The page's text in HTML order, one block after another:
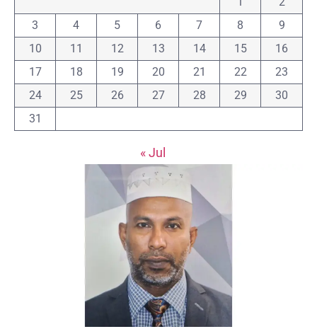
3
4 5 6 7 8
9
10
11 12 13 14 15
16
17
18 19 20 21 22
23
24
25 26 27 28 29
30
31
« Jul